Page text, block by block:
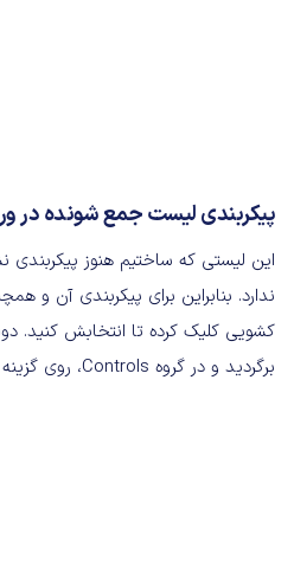
پیکربندی لیست جمع شونده در
این لیستی که ساختیم هنوز
ندارد. بنابراین برای پیکربندی آن و
کشویی کلیک کرده تا انتخابش کنید.
برگردید و در گروه Controls، روی گزینه Properties کلیک کنید.